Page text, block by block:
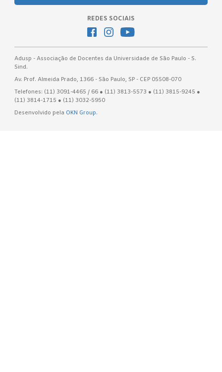
REDES SOCIAIS
Adusp - Associação de Docentes da Universidade de São Paulo - S.
Sind.
Av. Prof. Almeida Prado, 1366 - São Paulo, SP - CEP 05508-070
Telefones: (11) 3091-4465 / 66 ● (11) 3813-5573 ● (11) 3815-9245 ●
(11) 3814-1715 ● (11) 3032-5950
Desenvolvido pela OKN Group.